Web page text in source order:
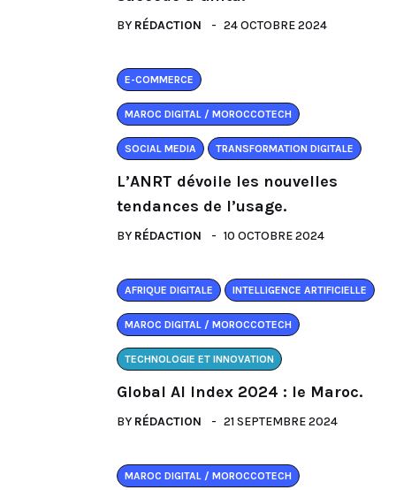
BY RÉDACTION 24 OCTOBRE 2024
E-COMMERCE
MAROC DIGITAL / MOROCCOTECH
SOCIAL MEDIA TRANSFORMATION DIGITALE
L’ANRT dévoile les nouvelles
tendances de l’usage.
BY RÉDACTION 10 OCTOBRE 2024
AFRIQUE DIGITALE INTELLIGENCE ARTIFICIELLE
MAROC DIGITAL / MOROCCOTECH
TECHNOLOGIE ET INNOVATION
Global AI Index 2024 : le Maroc.
BY RÉDACTION 21 SEPTEMBRE 2024
MAROC DIGITAL / MOROCCOTECH